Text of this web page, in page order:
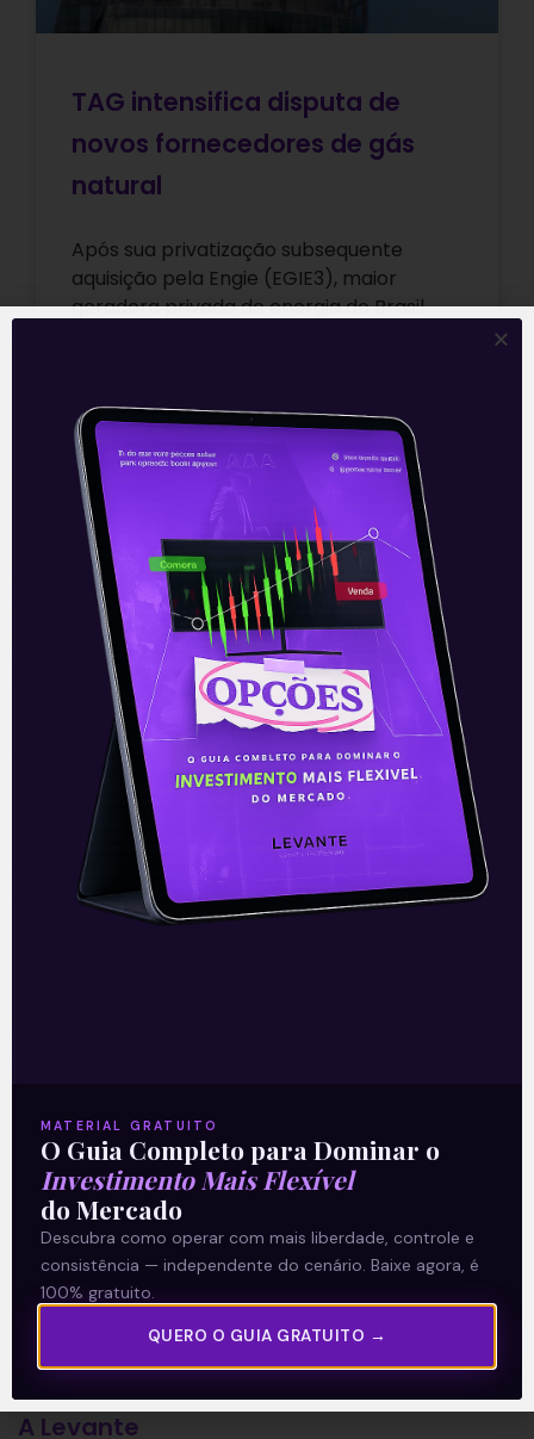
TAG intensifica disputa de
novos fornecedores de gás
natural
Após sua privatização subsequente
aquisição pela Engie (EGIE3), maior
geradora privada de energia do Brasil,
Leia mais
02/12/2021
E EU COM ISSO
Oferta recorde da BR
Distribuidora
Leia mais
01/07/2021
A Levante
MATERIAL GRATUITO
O Guia Completo para Dominar o
Investimento Mais Flexível
do Mercado
Descubra como operar com mais liberdade, controle e
consistência — independente do cenário. Baixe agora, é
100% gratuito.
QUERO O GUIA GRATUITO →